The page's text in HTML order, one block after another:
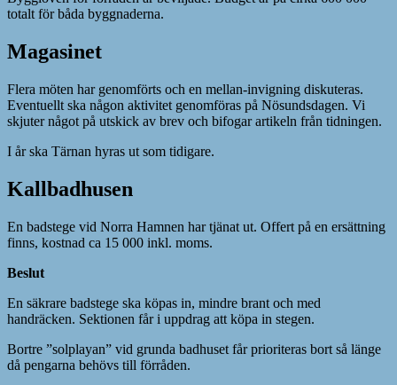
totalt för båda byggnaderna.
Magasinet
Flera möten har genomförts och en mellan-invigning diskuteras.
Eventuellt ska någon aktivitet genomföras på Nösundsdagen. Vi
skjuter något på utskick av brev och bifogar artikeln från tidningen.
I år ska Tärnan hyras ut som tidigare.
Kallbadhusen
En badstege vid Norra Hamnen har tjänat ut. Offert på en ersättning
finns, kostnad ca 15 000 inkl. moms.
Beslut
En säkrare badstege ska köpas in, mindre brant och med
handräcken. Sektionen får i uppdrag att köpa in stegen.
Bortre ”solplayan” vid grunda badhuset får prioriteras bort så länge
då pengarna behövs till förråden.